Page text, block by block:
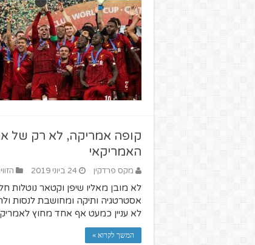
קופה אמריקה, לא רק של
האמריקאי
מקס פרדקין 24 ביוני 2019
לא מובן מאליו שיפן וקטאר
אסטרטגיה ותיקה ומחושבת לנסות
לא עניין כמעט אף אחד מחוץ
המשך לקרוא »